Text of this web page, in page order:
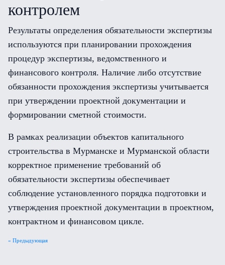
контролем
Результаты определения обязательности экспертизы
используются при планировании прохождения
процедур экспертизы, ведомственного и
финансового контроля. Наличие либо отсутствие
обязанности прохождения экспертизы учитывается
при утверждении проектной документации и
формировании сметной стоимости.
В рамках реализации объектов капитального
строительства в Мурманске и Мурманской области
корректное применение требований об
обязательности экспертизы обеспечивает
соблюдение установленного порядка подготовки и
утверждения проектной документации в проектном,
контрактном и финансовом цикле.
« Предыдующая